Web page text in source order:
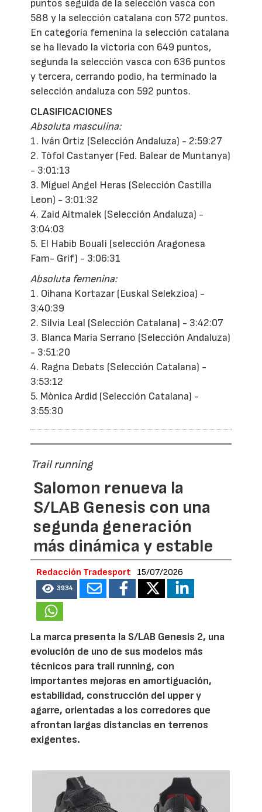
puntos seguida de la selección vasca con
588 y la selección catalana con 572 puntos.
En categoría femenina la selección catalana
se ha llevado la victoria con 649 puntos,
segunda la selección vasca con 636 puntos
y tercera, cerrando podio, ha terminado la
selección andaluza con 592 puntos.
CLASIFICACIONES
Absoluta masculina:
1. Iván Ortiz (Selección Andaluza) - 2:59:27
2. Tòfol Castanyer (Fed. Balear de Muntanya)
- 3:01:13
3. Miguel Angel Heras (Selección Castilla
Leon) - 3:01:32
4. Zaid Aitmalek (Selección Andaluza) -
3:04:03
5. El Habib Bouali (selección Aragonesa
Fam- Grif) - 3:06:31
Absoluta femenina:
1. Oihana Kortazar (Euskal Selekzioa) -
3:40:39
2. Silvia Leal (Selección Catalana) - 3:42:07
3. Blanca María Serrano (Selección Andaluza)
- 3:51:20
4. Ragna Debats (Selección Catalana) -
3:53:12
5. Mònica Ardid (Selección Catalana) -
3:55:30
Trail running
Salomon renueva la
S/LAB Genesis con una
segunda generación
más dinámica y estable
Redacción Tradesport 15/07/2026
3934
La marca presenta la S/LAB Genesis 2, una
evolución de uno de sus modelos más
técnicos para trail running, con
importantes mejoras en amortiguación,
estabilidad, construcción del upper y
agarre, orientadas a los corredores que
afrontan largas distancias en terrenos
exigentes.